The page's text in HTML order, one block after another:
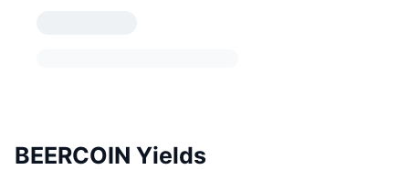
BEERCOIN Yields